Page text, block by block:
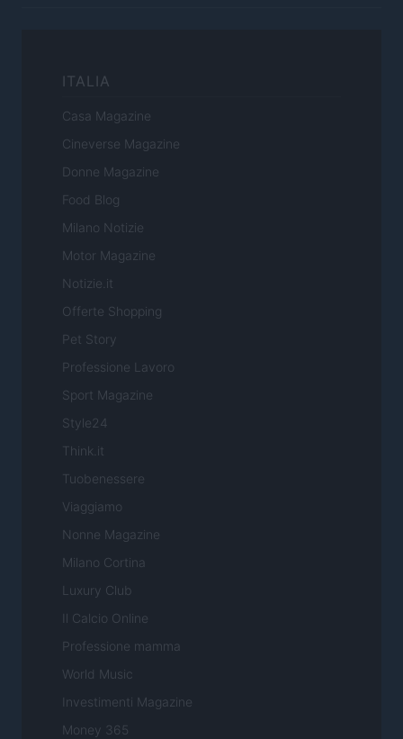
ITALIA
Casa Magazine
Cineverse Magazine
Donne Magazine
Food Blog
Milano Notizie
Motor Magazine
Notizie.it
Offerte Shopping
Pet Story
Professione Lavoro
Sport Magazine
Style24
Think.it
Tuobenessere
Viaggiamo
Nonne Magazine
Milano Cortina
Luxury Club
Il Calcio Online
Professione mamma
World Music
Investimenti Magazine
Money 365